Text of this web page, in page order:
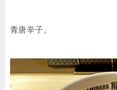
青唐辛子。